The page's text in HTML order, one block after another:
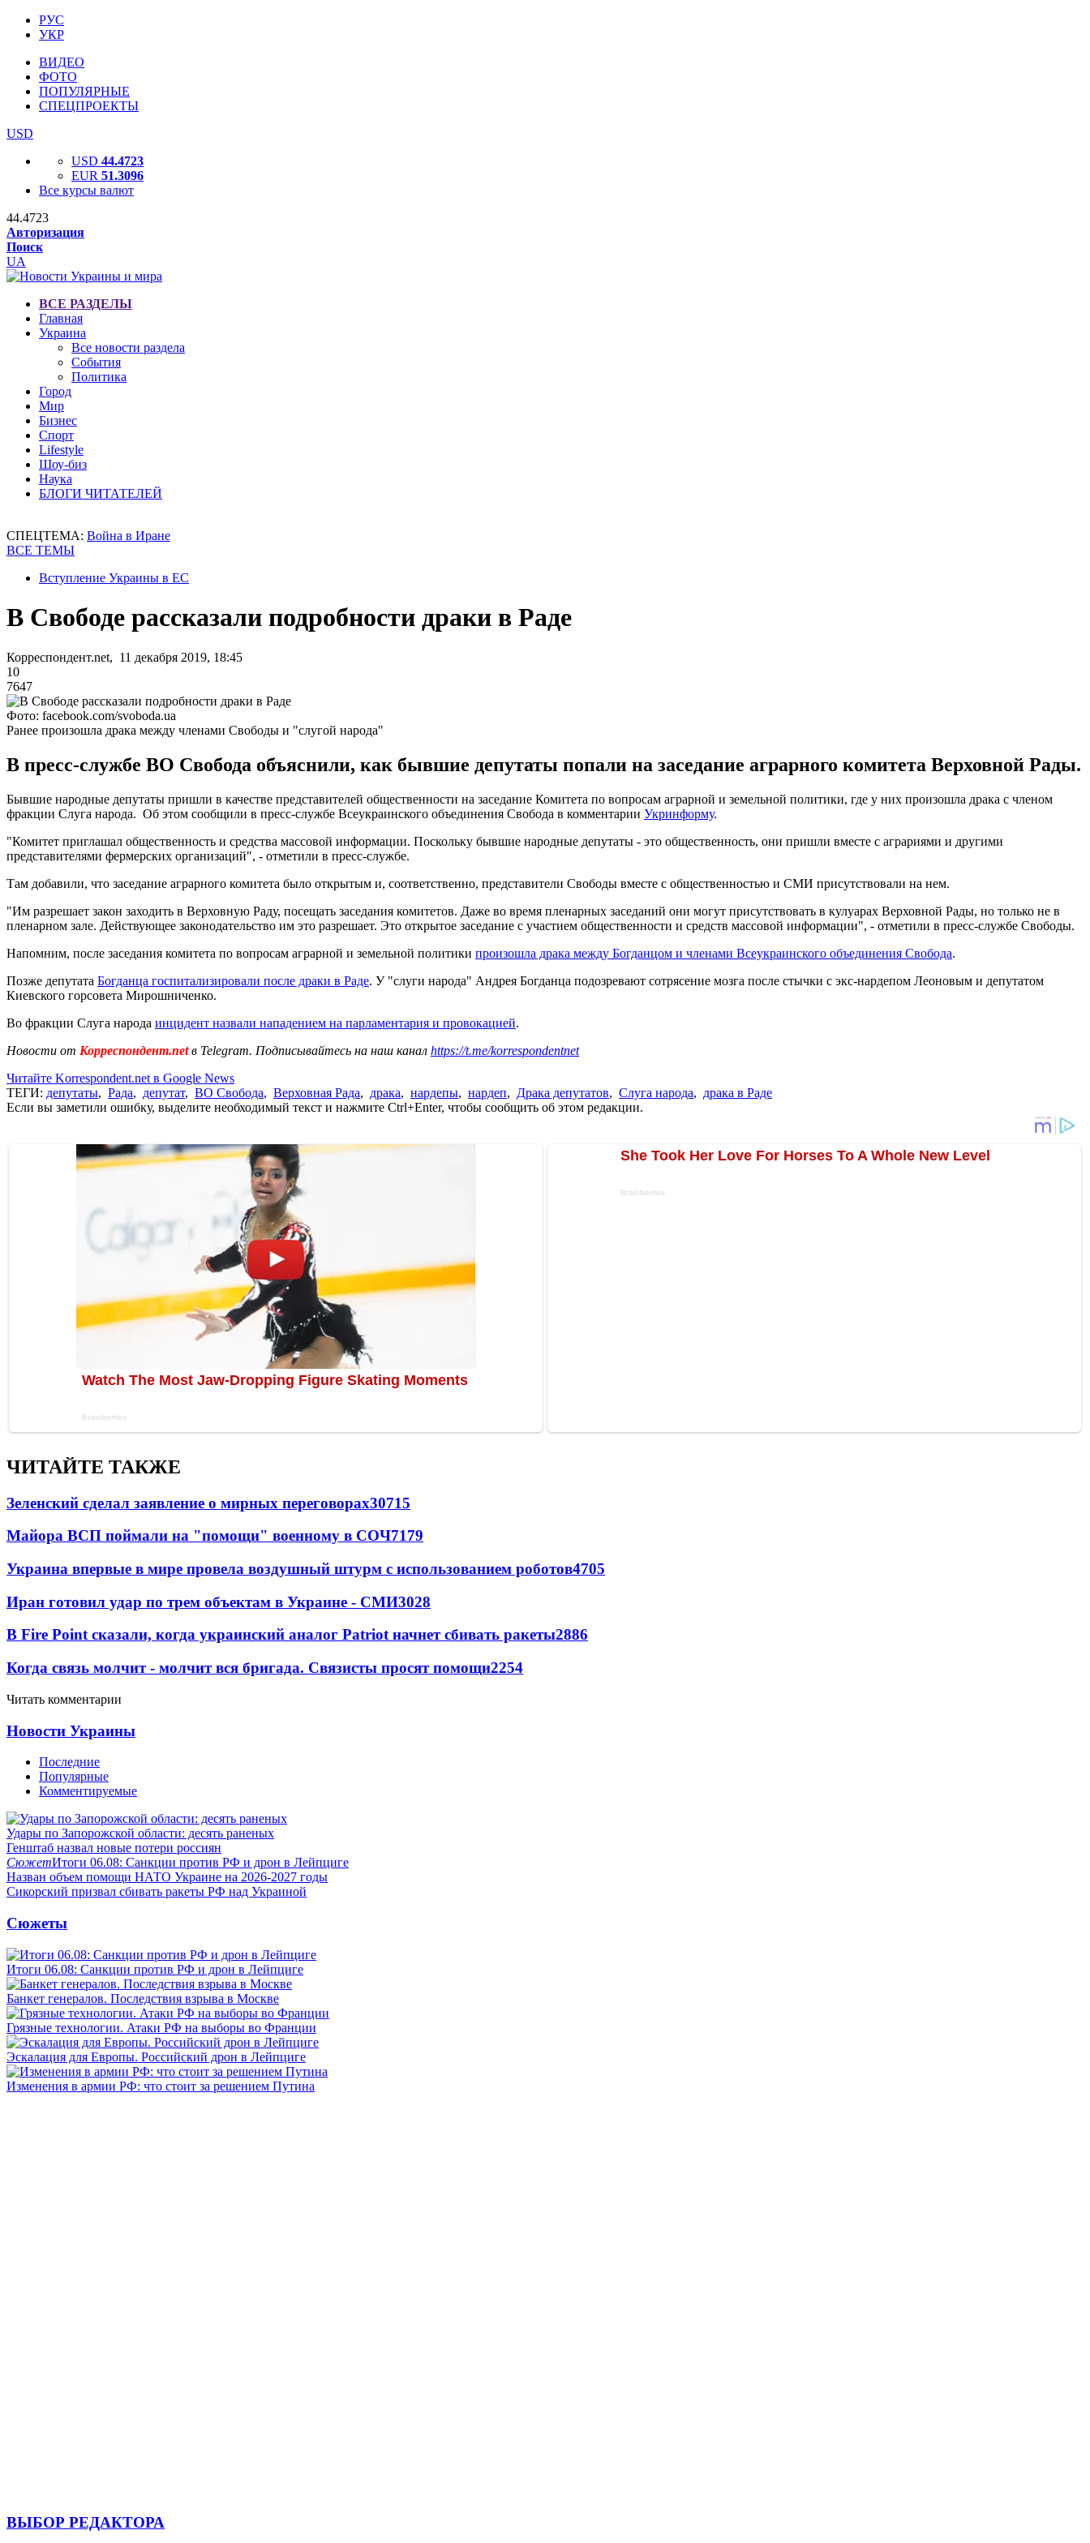
РУС
УКР
ВИДЕО
ФОТО
ПОПУЛЯРНЫЕ
СПЕЦПРОЕКТЫ
USD
USD 44.4723
EUR 51.3096
Все курсы валют
44.4723
Авторизация
Поиск
UA
ВСЕ РАЗДЕЛЫ
Главная
Украина
Все новости раздела
События
Политика
Город
Мир
Бизнес
Спорт
Lifestyle
Шоу-биз
Наука
БЛОГИ ЧИТАТЕЛЕЙ
СПЕЦТЕМА: Война в Иране
ВСЕ ТЕМЫ
Вступление Украины в ЕС
В Свободе рассказали подробности драки в Раде
Корреспондент.net, 11 декабря 2019, 18:45
10
7647
Фото: facebook.com/svoboda.ua
Ранее произошла драка между членами Свободы и "слугой народа"
В пресс-службе ВО Свобода объяснили, как бывшие депутаты попали на заседание аграрного комитета Верховной Рады.
Бывшие народные депутаты пришли в качестве представителей общественности на заседание Комитета по вопросам аграрной и земельной политики, где у них произошла драка с членом
фракции Слуга народа. Об этом сообщили в пресс-службе Всеукраинского объединения Свобода в комментарии Укринформу.
"Комитет приглашал общественность и средства массовой информации. Поскольку бывшие народные депутаты - это общественность, они пришли вместе с аграриями и другими
представителями фермерских организаций", - отметили в пресс-службе.
Там добавили, что заседание аграрного комитета было открытым и, соответственно, представители Свободы вместе с общественностью и СМИ присутствовали на нем.
"Им разрешает закон заходить в Верховную Раду, посещать заседания комитетов. Даже во время пленарных заседаний они могут присутствовать в кулуарах Верховной Рады, но только не в
пленарном зале. Действующее законодательство им это разрешает. Это открытое заседание с участием общественности и средств массовой информации", - отметили в пресс-службе Свободы.
Напомним, после заседания комитета по вопросам аграрной и земельной политики произошла драка между Богданцом и членами Всеукраинского объединения Свобода.
Позже депутата Богданца госпитализировали после драки в Раде. У "слуги народа" Андрея Богданца подозревают сотрясение мозга после стычки с экс-нардепом Леоновым и депутатом
Киевского горсовета Мирошниченко.
Во фракции Слуга народа инцидент назвали нападением на парламентария и провокацией.
Новости от Корреспондент.netв Telegram. Подписывайтесь на наш канал https://t.me/korrespondentnet
Читайте Korrespondent.net в Google News
ТЕГИ: депутаты, Рада, депутат, ВО Свобода, Верховная Рада, драка, нардепы, нардеп, Драка депутатов, Слуга народа, драка в Раде
Если вы заметили ошибку, выделите необходимый текст и нажмите Ctrl+Enter, чтобы сообщить об этом редакции.
ЧИТАЙТЕ ТАКЖЕ
Зеленский сделал заявление о мирных переговорах30715
Майора ВСП поймали на "помощи" военному в СОЧ7179
Украина впервые в мире провела воздушный штурм с использованием роботов4705
Иран готовил удар по трем объектам в Украине - СМИ3028
В Fire Point сказали, когда украинский аналог Patriot начнет сбивать ракеты2886
Когда связь молчит - молчит вся бригада. Связисты просят помощи2254
Читать комментарии
Новости Украины
Последние
Популярные
Комментируемые
Удары по Запорожской области: десять раненых
Генштаб назвал новые потери россиян
СюжетИтоги 06.08: Санкции против РФ и дрон в Лейпциге
Назван объем помощи НАТО Украине на 2026-2027 годы
Сикорский призвал сбивать ракеты РФ над Украиной
Сюжеты
Итоги 06.08: Санкции против РФ и дрон в Лейпциге
Банкет генералов. Последствия взрыва в Москве
Грязные технологии. Атаки РФ на выборы во Франции
Эскалация для Европы. Российский дрон в Лейпциге
Изменения в армии РФ: что стоит за решением Путина
ВЫБОР РЕДАКТОРА